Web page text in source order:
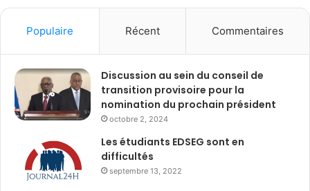
Populaire Récent Commentaires
Discussion au sein du conseil de
transition provisoire pour la
nomination du prochain président
octobre 2, 2024
Les étudiants EDSEG sont en
difficultés
septembre 13, 2022